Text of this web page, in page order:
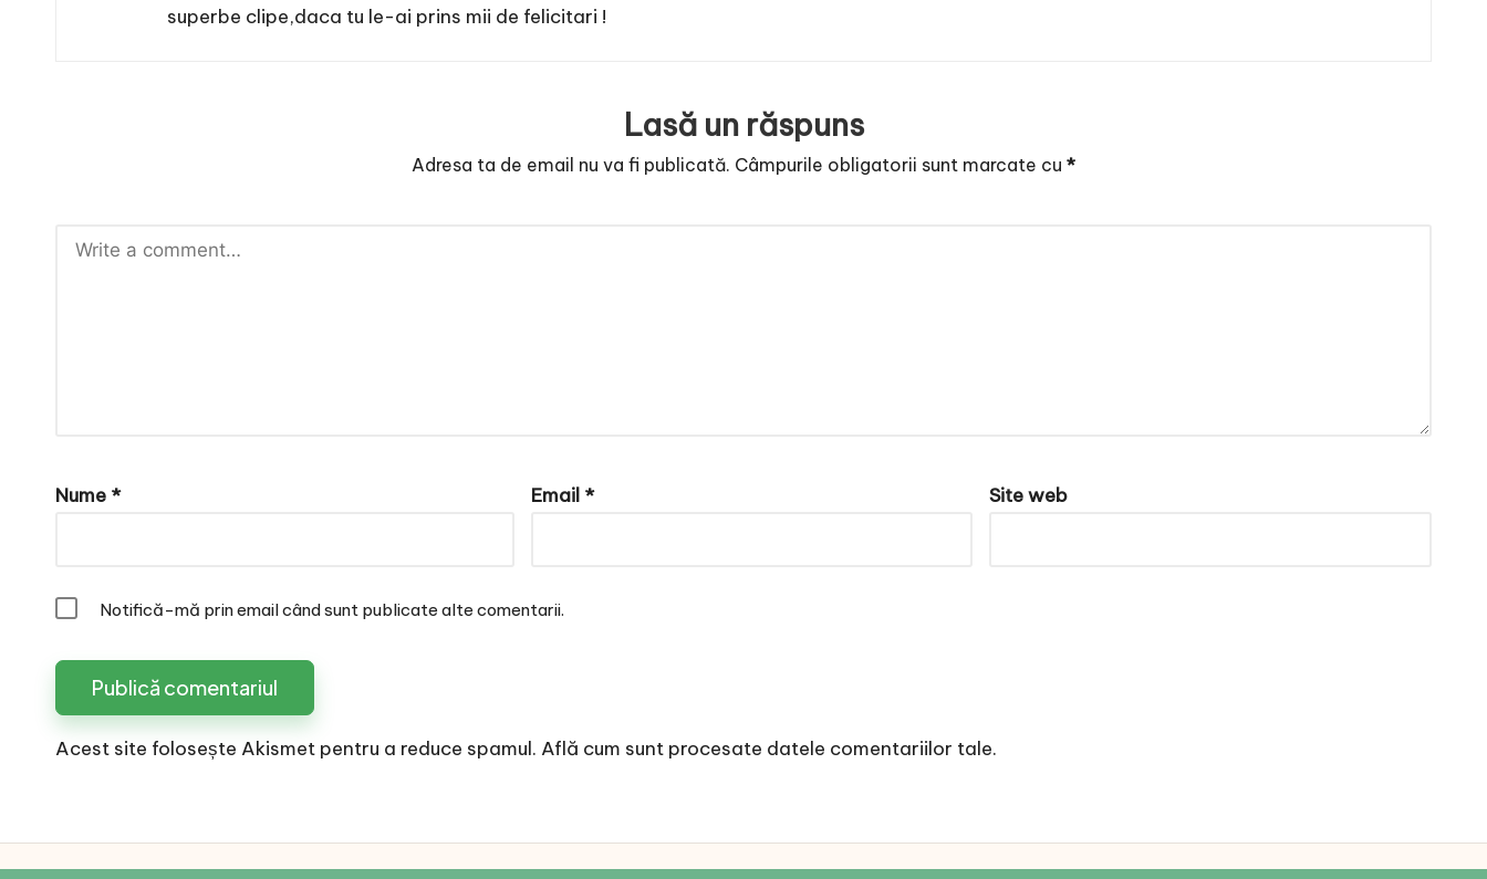
superbe clipe,daca tu le-ai prins mii de felicitari !
Lasă un răspuns
Adresa ta de email nu va fi publicată. Câmpurile obligatorii sunt marcate cu *
Nume * Email * Site web
Notifică-mă prin email când sunt publicate alte comentarii.
Acest site folosește Akismet pentru a reduce spamul. Află cum sunt procesate datele comentariilor tale.